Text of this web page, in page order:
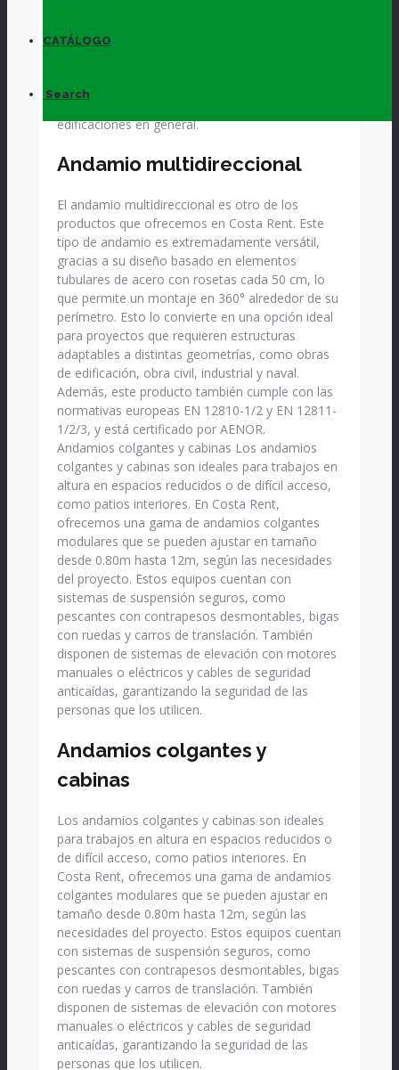
CATÁLOGO
Search
diagonales. Además, el andamio europeo de
fachada cumple con la normativa europea HD-
garantiza su uso en todo tipo de proyectos de
construcción, rehabilitación de fachadas y
edificaciones en general.
Andamio multidireccional
El andamio multidireccional es otro de los
productos que ofrecemos en Costa Rent. Este
tipo de andamio es extremadamente versátil,
gracias a su diseño basado en elementos
tubulares de acero con rosetas cada 50 cm, lo
que permite un montaje en 360° alrededor de su
perímetro. Esto lo convierte en una opción ideal
para proyectos que requieren estructuras
adaptables a distintas geometrías, como obras
de edificación, obra civil, industrial y naval.
Además, este producto también cumple con las
normativas europeas EN 12810-1/2 y EN 12811-
1/2/3, y está certificado por AENOR.
Andamios colgantes y cabinas Los andamios
colgantes y cabinas son ideales para trabajos en
altura en espacios reducidos o de difícil acceso,
como patios interiores. En Costa Rent,
ofrecemos una gama de andamios colgantes
modulares que se pueden ajustar en tamaño
desde 0.80m hasta 12m, según las necesidades
del proyecto. Estos equipos cuentan con
sistemas de suspensión seguros, como
pescantes con contrapesos desmontables, bigas
con ruedas y carros de translación. También
disponen de sistemas de elevación con motores
manuales o eléctricos y cables de seguridad
anticaídas, garantizando la seguridad de las
personas que los utilicen.
Andamios colgantes y
cabinas
Los andamios colgantes y cabinas son ideales
para trabajos en altura en espacios reducidos o
de difícil acceso, como patios interiores. En
Costa Rent, ofrecemos una gama de andamios
colgantes modulares que se pueden ajustar en
tamaño desde 0.80m hasta 12m, según las
necesidades del proyecto. Estos equipos cuentan
con sistemas de suspensión seguros, como
pescantes con contrapesos desmontables, bigas
con ruedas y carros de translación. También
disponen de sistemas de elevación con motores
manuales o eléctricos y cables de seguridad
anticaídas, garantizando la seguridad de las
personas que los utilicen.